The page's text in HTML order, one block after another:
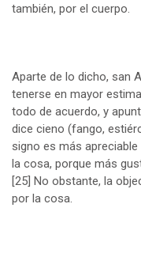
también, por el cuerpo.
Aparte de lo dicho, san
tenerse en mayor
todo de acuerdo, y
dice cieno (fango,
signo es más
la cosa, porque más
[25] No obstante, la
por la cosa.